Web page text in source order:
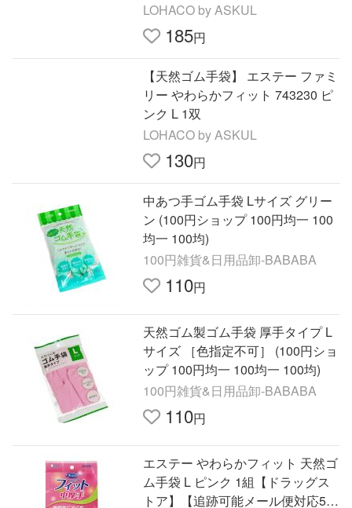
LOHACO by ASKUL
185円
【天然ゴム手袋】 エステー ファミ
リー やわらかフィット 743230 ピ
ンク L 1双
LOHACO by ASKUL
130円
中あつ手ゴム手袋 Lサイズ グリー
ン (100円ショップ 100円均一 100
均一 100均)
100円雑貨&日用品卸-BABABA
110円
天然ゴム製ゴム手袋 厚手タイプ L
サイズ ［色指定不可］ (100円ショ
ップ 100円均一 100均一 100均)
100円雑貨&日用品卸-BABABA
110円
エステー やわらかフィット 天然ゴ
ム手袋 L ピンク 1組【ドラッグス
トア】【追跡可能メール便対応5個